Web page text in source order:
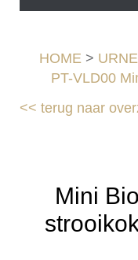
HOME >
PT-VLD00
<<terug naar
Mini